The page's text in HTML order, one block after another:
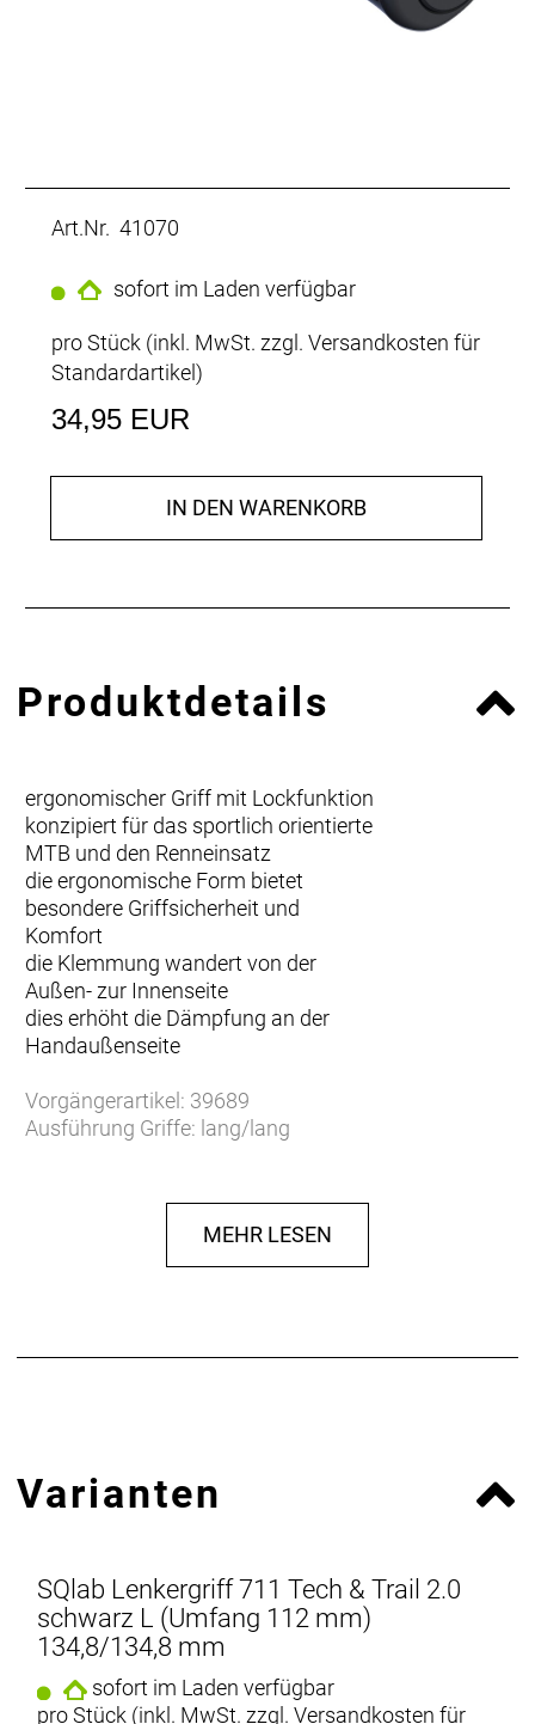
Art.Nr. 41070
sofort im Laden verfügbar
pro Stück (inkl. MwSt. zzgl. Versandkosten für
Standardartikel)
34,95 EUR
IN DEN WARENKORB
Produktdetails
ergonomischer Griff mit Lockfunktion
konzipiert für das sportlich orientierte
MTB und den Renneinsatz
die ergonomische Form bietet
besondere Griffsicherheit und
Komfort
die Klemmung wandert von der
Außen- zur Innenseite
dies erhöht die Dämpfung an der
Handaußenseite
Vorgängerartikel: 39689
Ausführung Griffe: lang/lang
Länge Griffe (mm): 134,8/134,8
Markenfarbe: schwarz
Material: Rubber
Verpackungsinhalt: 1
Vorläufer: 39689
Marke SQLAB:
Boards & More GmbH
Rabach 1
4591 Molln
Österreich
info@sq-lab.com
MEHR LESEN
Varianten
SQlab Lenkergriff 711 Tech & Trail 2.0
schwarz L (Umfang 112 mm)
134,8/134,8 mm
sofort im Laden verfügbar
pro Stück (inkl. MwSt. zzgl. Versandkosten für